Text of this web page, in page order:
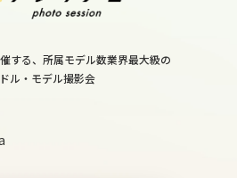
する、所属モデル数業界最大級の
ル・モデル撮影会